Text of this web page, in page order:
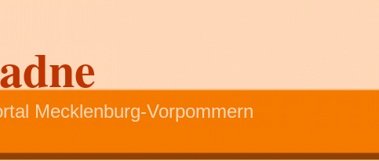
Mecklenburg-Vorpommern